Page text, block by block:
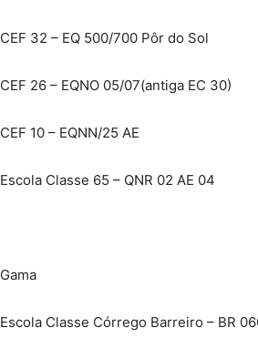
CEF 32 – EQ 500/700 Pôr do Sol
CEF 26 – EQNO 05/07(antiga EC 30)
CEF 10 – EQNN/25 AE
Escola Classe 65 – QNR 02 AE 04
Gama
Escola Classe Córrego Barreiro – BR